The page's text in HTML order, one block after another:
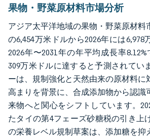
果物・野菜原材料市場分析
アジア太平洋地域の果物・野菜原材料
の6,454万米ドルから2026年には6,978
2026年〜2031年の年平均成長率
309万米ドルに達すると予測されてい
ーは、規制強化と天然由来の原材料に
高まりを背景に、合成添加物から認識
来物へと関心をシフトしています。
たタイの第4フェーズ砂糖税の引き上
の栄養レベル規制草案は、添加糖を抑